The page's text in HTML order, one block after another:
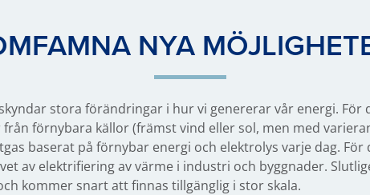
NYA
stora förändringar i hur vi genererar vår energi.
förnybara källor (främst vind eller sol, men med
baserat på förnybar energi och elektrolys varje dag.
av elektrifiering av värme i industri och byggnader.
kommer snart att finnas tillgänglig i stor skala.